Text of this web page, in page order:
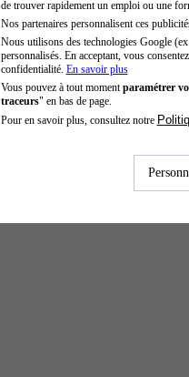
de trouver rapidement un emploi ou une
Nos partenaires personnalisent ces
Nous utilisons des technologies Google
personnalisés. En acceptant, vous
confidentialité. En savoir plus
Vous pouvez à tout moment paramétrer
traceurs" en bas de page.
Pour en savoir plus, consultez notre